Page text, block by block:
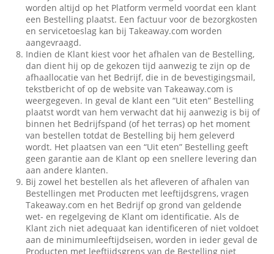
worden altijd op het Platform vermeld voordat een klant
een Bestelling plaatst. Een factuur voor de bezorgkosten
en servicetoeslag kan bij Takeaway.com worden
aangevraagd.
Indien de Klant kiest voor het afhalen van de Bestelling,
dan dient hij op de gekozen tijd aanwezig te zijn op de
afhaallocatie van het Bedrijf, die in de bevestigingsmail,
tekstbericht of op de website van Takeaway.com is
weergegeven. In geval de klant een “Uit eten” Bestelling
plaatst wordt van hem verwacht dat hij aanwezig is bij of
binnen het Bedrijfspand (of het terras) op het moment
van bestellen totdat de Bestelling bij hem geleverd
wordt. Het plaatsen van een “Uit eten” Bestelling geeft
geen garantie aan de Klant op een snellere levering dan
aan andere klanten.
Bij zowel het bestellen als het afleveren of afhalen van
Bestellingen met Producten met leeftijdsgrens, vragen
Takeaway.com en het Bedrijf op grond van geldende
wet- en regelgeving de Klant om identificatie. Als de
Klant zich niet adequaat kan identificeren of niet voldoet
aan de minimumleeftijdseisen, worden in ieder geval de
Producten met leeftijdsgrens van de Bestelling niet